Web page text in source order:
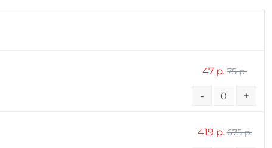
47 р. 75 р.
- +
419 р. 675 р.